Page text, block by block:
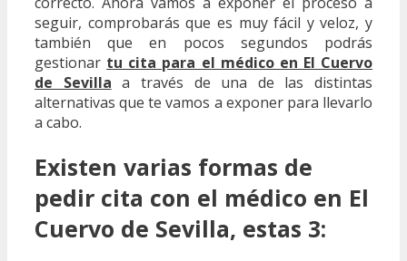
seguir, comprobarás que es muy fácil y veloz, y
también que en pocos segundos podrás
gestionar tu cita para el médico en El Cuervo
de Sevilla a través de una de las distintas
alternativas que te vamos a exponer para llevarlo
a cabo.
Existen varias formas de
pedir cita con el médico en El
Cuervo de Sevilla, estas 3: